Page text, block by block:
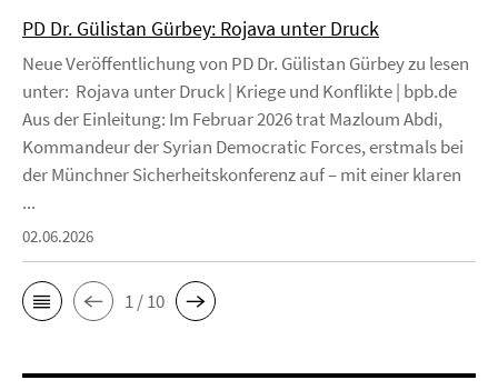
PD Dr. Gülistan Gürbey: Rojava unter Druck
Neue Veröffentlichung von PD Dr. Gülistan Gürbey zu lesen
unter: Rojava unter Druck | Kriege und Konflikte | bpb.de
Aus der Einleitung: Im Februar 2026 trat Mazloum Abdi,
Kommandeur der Syrian Democratic Forces, erstmals bei
der Münchner Sicherheitskonferenz auf – mit einer klaren
...
02.06.2026
1 / 10